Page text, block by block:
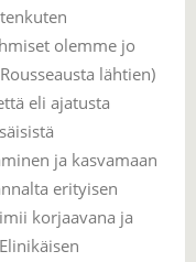
olemme jo
lähtien)
eli ajatusta
ja kasvamaan
erityisen
korjaavana ja